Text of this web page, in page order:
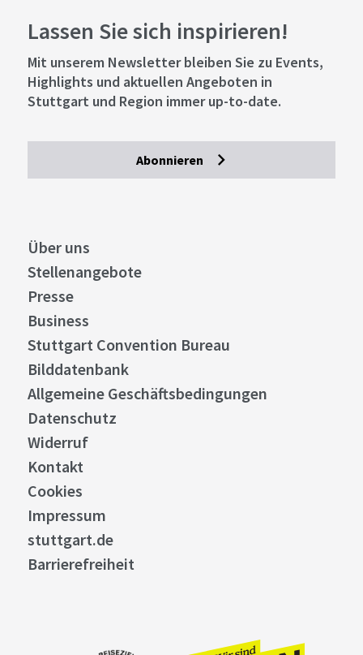
Lassen Sie sich inspirieren!
Mit unserem Newsletter bleiben Sie zu Events,
Highlights und aktuellen Angeboten in
Stuttgart und Region immer up-to-date.
Abonnieren
Über uns
Stellenangebote
Presse
Business
Stuttgart Convention Bureau
Bilddatenbank
Allgemeine Geschäftsbedingungen
Datenschutz
Widerruf
Kontakt
Cookies
Impressum
stuttgart.de
Barrierefreiheit